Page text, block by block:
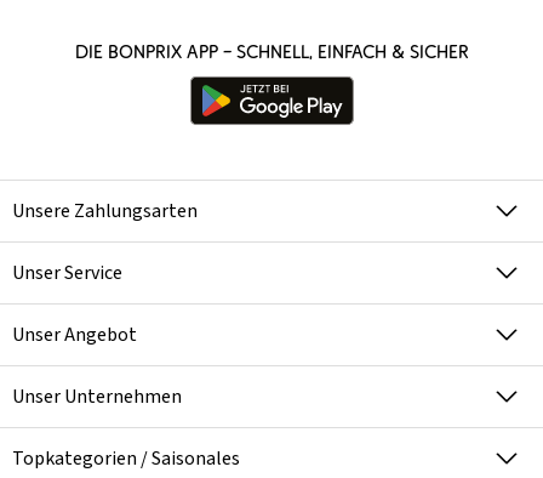
Die bonprix App – schnell, einfach & sicher
Unsere Zahlungsarten
Unser Service
Unser Angebot
Unser Unternehmen
Topkategorien / Saisonales